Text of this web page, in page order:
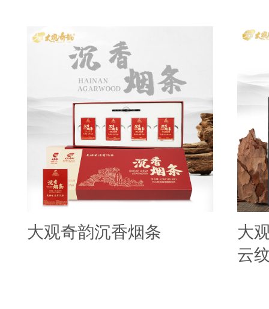
大观奇韵沉香烟条
大
云